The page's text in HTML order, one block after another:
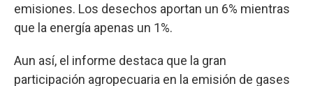
emisiones. Los desechos aportan un 6% mientras
que la energía apenas un 1%.
Aun así, el informe destaca que la gran
participación agropecuaria en la emisión de gases